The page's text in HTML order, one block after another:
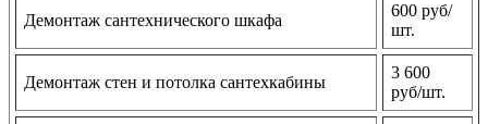
Демонтаж сантехнического шкафа
600 руб/
шт.
Демонтаж стен и потолка сантехкабины
3 600
руб/шт.